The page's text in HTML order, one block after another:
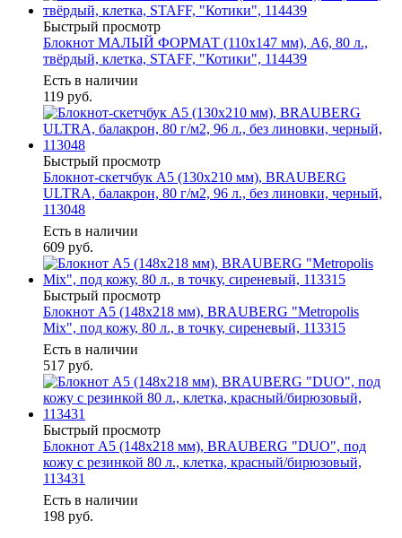
Быстрый просмотр
Блокнот МАЛЫЙ ФОРМАТ (110х147 мм), А6, 80 л.,
твёрдый, клетка, STAFF, "Котики", 114439
Есть в наличии
119 руб.
Быстрый просмотр
Блокнот-скетчбук А5 (130х210 мм), BRAUBERG
ULTRA, балакрон, 80 г/м2, 96 л., без линовки, черный,
113048
Есть в наличии
609 руб.
Быстрый просмотр
Блокнот А5 (148x218 мм), BRAUBERG "Metropolis
Mix", под кожу, 80 л., в точку, сиреневый, 113315
Есть в наличии
517 руб.
Быстрый просмотр
Блокнот А5 (148х218 мм), BRAUBERG "DUO", под
кожу с резинкой 80 л., клетка, красный/бирюзовый,
113431
Есть в наличии
198 руб.